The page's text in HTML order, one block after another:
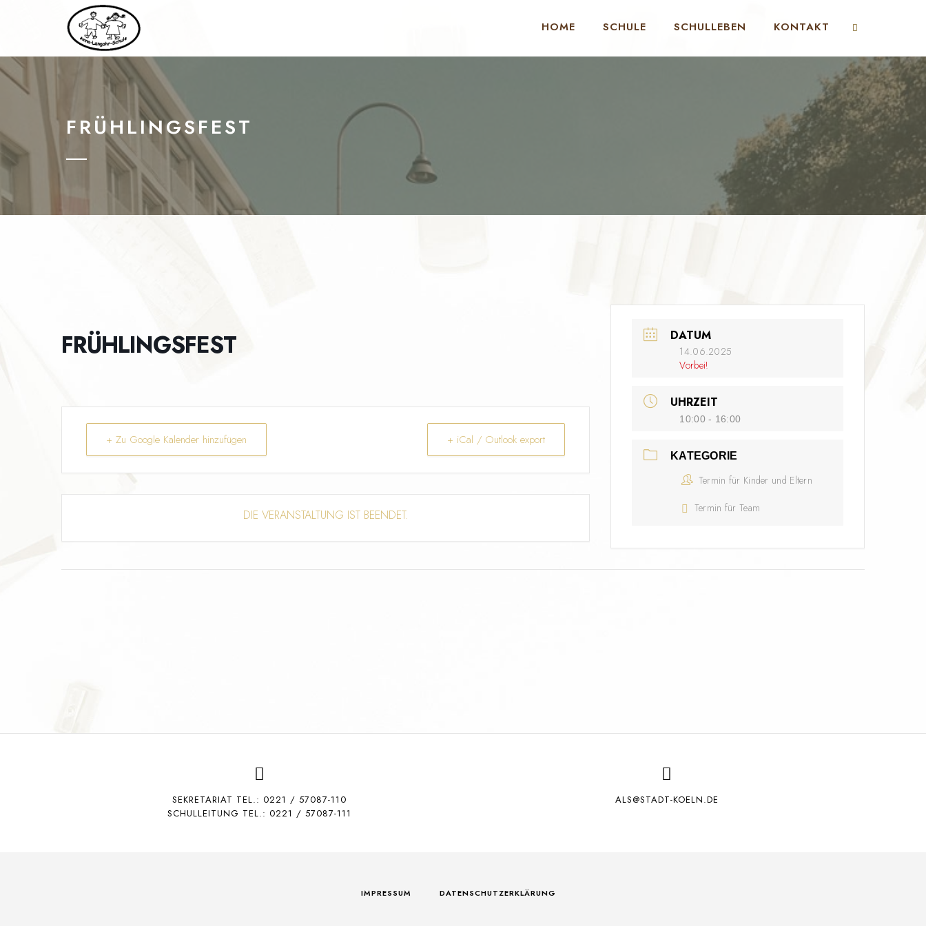
HOME SCHULE SCHULLEBEN KONTAKT
FRÜHLINGSFEST
FRÜHLINGSFEST
+ Zu Google Kalender hinzufügen + iCal / Outlook export
DIE VERANSTALTUNG IST BEENDET.
DATUM
14.06.2025
Vorbei!
UHRZEIT
10:00 - 16:00
KATEGORIE
Termin für Kinder und Eltern
Termin für Team
SEKRETARIAT TEL.: 0221 / 57087-110
SCHULLEITUNG TEL.: 0221 / 57087-111
ALS@STADT-KOELN.DE
IMPRESSUM DATENSCHUTZERKLÄRUNG